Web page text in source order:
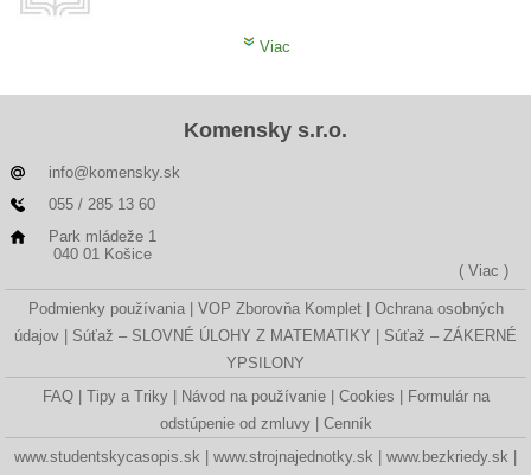
Viac
Komensky s.r.o.
info@komensky.sk
055 / 285 13 60
Park mládeže 1
040 01 Košice
( Viac )
Podmienky používania VOP Zborovňa Komplet
Ochrana osobných
údajov
Súťaž – SLOVNÉ ÚLOHY Z MATEMATIKY
Súťaž – ZÁKERNÉ
YPSILONY
FAQ
Tipy a Triky Návod na používanie Cookies
Formulár na
odstúpenie od zmluvy
Cenník
www.studentskycasopis.sk
www.strojnajednotky.sk www.bezkriedy.sk